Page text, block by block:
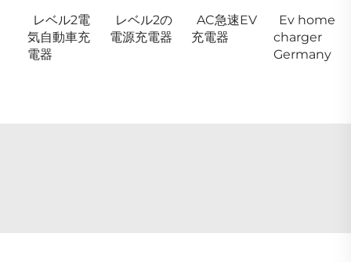
レベル2電
気自動車充
電器
レベル2の
電源充電器
AC急速EV
充電器
Ev home
charger
Germany